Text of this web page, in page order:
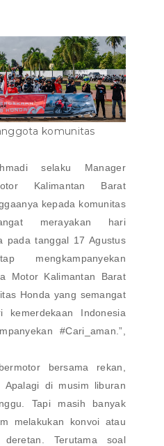
komunitas
selaku Manager
Kalimantan Barat
kepada komunitas
merayakan hari
pada tanggal 17 Agustus
mengkampanyekan
Motor Kalimantan Barat
Honda yang semangat
kemerdekaan Indonesia
#Cari_aman.”,
bersama rekan,
Apalagi di musim liburan
Tapi masih banyak
melakukan konvoi atau
deretan. Terutama soal